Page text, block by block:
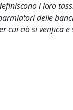
i loro
delle
cui ciò si verifica